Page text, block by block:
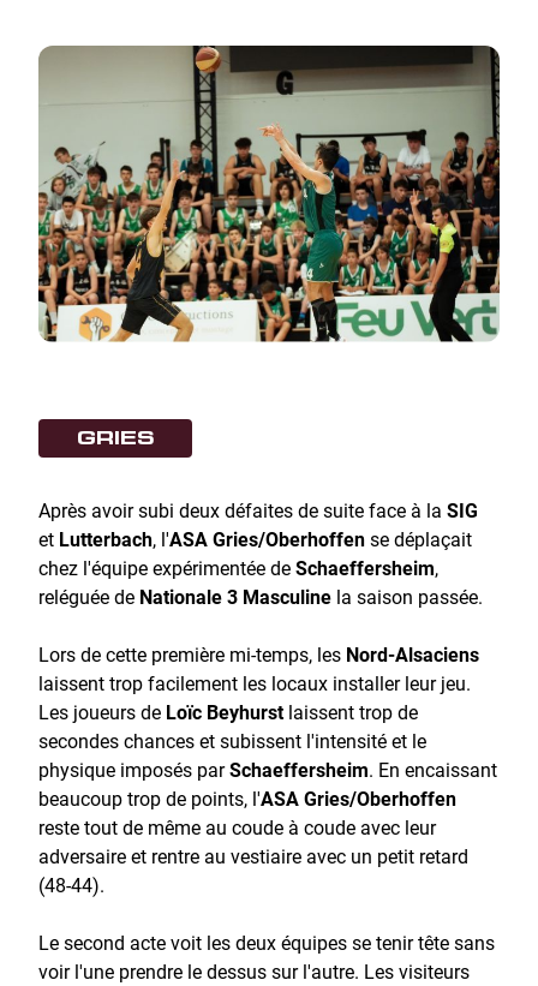
GRIES
Après avoir subi deux défaites de suite face à la SIG
et Lutterbach, l'ASA Gries/Oberhoffense déplaçait
chez l'équipe expérimentée deSchaeffersheim,
reléguée de Nationale 3 Masculine la saison passée.
Lors de cette première mi-temps, les Nord-Alsaciens
laissent trop facilement les locaux installer leur jeu.
Les joueurs de Loïc Beyhurstlaissent trop de
secondes chances et subissent l'intensité et le
physique imposés parSchaeffersheim. En encaissant
beaucoup trop de points, l'ASA Gries/Oberhoffen
reste tout de même au coude à coude avec leur
adversaire et rentre au vestiaire avec un petit retard
(48-44).
Le second acte voit les deux équipes se tenir tête sans
voir l'une prendre le dessus sur l'autre. Les visiteurs